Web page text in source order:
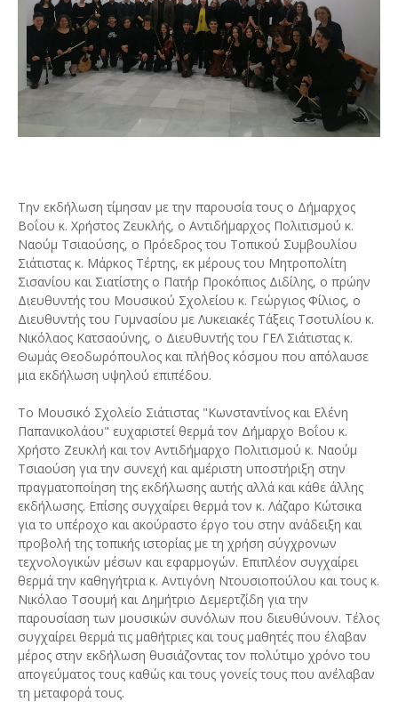
Την εκδήλωση τίμησαν με την παρουσία τους ο Δήμαρχος
Βοΐου κ. Χρήστος Ζευκλής, ο Αντιδήμαρχος Πολιτισμού κ.
Ναούμ Τσιαούσης, ο Πρόεδρος του Τοπικού Συμβουλίου
Σιάτιστας κ. Μάρκος Τέρτης, εκ μέρους του Μητροπολίτη
Σισανίου και Σιατίστης ο Πατήρ Προκόπιος Διδίλης, ο πρώην
Διευθυντής του Μουσικού Σχολείου κ. Γεώργιος Φίλιος, ο
Διευθυντής του Γυμνασίου με Λυκειακές Τάξεις Τσοτυλίου κ.
Νικόλαος Κατσαούνης, ο Διευθυντής του ΓΕΛ Σιάτιστας κ.
Θωμάς Θεοδωρόπουλος και πλήθος κόσμου που απόλαυσε
μια εκδήλωση υψηλού επιπέδου.
Το Μουσικό Σχολείο Σιάτιστας "Κωνσταντίνος και Ελένη
Παπανικολάου" ευχαριστεί θερμά τον Δήμαρχο Βοΐου κ.
Χρήστο Ζευκλή και τον Αντιδήμαρχο Πολιτισμού κ. Ναούμ
Τσιαούση για την συνεχή και αμέριστη υποστήριξη στην
πραγματοποίηση της εκδήλωσης αυτής αλλά και κάθε άλλης
εκδήλωσης. Επίσης συγχαίρει θερμά τον κ. Λάζαρο Κώτσικα
για το υπέροχο και ακούραστο έργο του στην ανάδειξη και
προβολή της τοπικής ιστορίας με τη χρήση σύγχρονων
τεχνολογικών μέσων και εφαρμογών. Επιπλέον συγχαίρει
θερμά την καθηγήτρια κ. Αντιγόνη Ντουσιοπούλου και τους κ.
Νικόλαο Τσουμή και Δημήτριο Δεμερτζίδη για την
παρουσίαση των μουσικών συνόλων που διευθύνουν. Τέλος
συγχαίρει θερμά τις μαθήτριες και τους μαθητές που έλαβαν
μέρος στην εκδήλωση θυσιάζοντας τον πολύτιμο χρόνο του
απογεύματος τους καθώς και τους γονείς τους που ανέλαβαν
τη μεταφορά τους.